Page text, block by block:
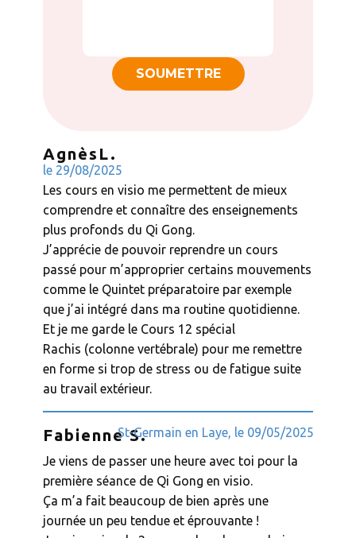
SOUMETTRE
Agnès L.
le ​29/08/2025
Les cours en visio me permettent de mieux
comprendre et connaître des enseignements
plus profonds du Qi Gong.
J’apprécie de pouvoir reprendre un cours
passé pour m’approprier certains mouvements
comme le Quintet préparatoire par exemple
que j’ai intégré dans ma routine quotidienne.
Et je me garde le Cours 12 spécial
Rachis (colonne vertébrale) pour me remettre
en forme si trop de stress ou de fatigue suite
au travail extérieur.
Fabienne S.St-Germain en Laye, le ​​09/05/2025
Je viens de passer une heure avec toi pour la
première séance de Qi Gong en visio.
Ça m’a fait beaucoup de bien après une
journée un peu tendue et éprouvante !